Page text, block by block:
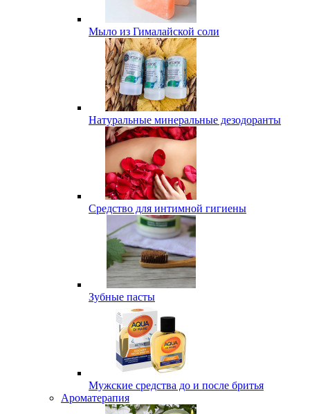
Мыло из Гималайской соли
Натуральные минеральные дезодоранты
Средство для интимной гигиены
Зубные пасты
Мужские средства до и после бритья
Ароматерапия